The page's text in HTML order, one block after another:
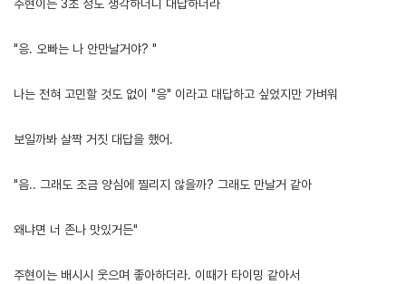
주현이는 3초 정도 생각하더니 대답하더라
"응. 오빠는 나 안만날거야? "
나는 전혀 고민할 것도 없이 "응" 이라고 대답하고 싶었지만 가벼워
보일까봐 살짝 거짓 대답을 했어.
"음.. 그래도 조금 양심에 찔리지 않을까? 그래도 만날거 같아
왜냐면 너 존나 맛있거든"
주현이는 배시시 웃으며 좋아하더라. 이때가 타이밍 같아서